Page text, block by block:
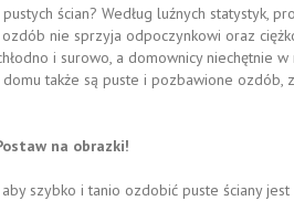
ścian? Według luźnych statystyk,
nie sprzyja odpoczynkowi oraz
i surowo, a domownicy niechętnie
także są puste i pozbawione ozdób,
na obrazki!
szybko i tanio ozdobić puste ściany